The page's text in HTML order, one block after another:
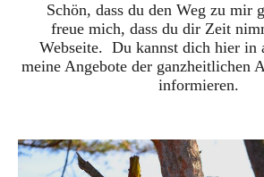
Schön, dass du den Weg zu mir
freue mich, dass du dir Zeit
Webseite. Du kannst dich hier in
meine Angebote der ganzheitlichen
informieren.